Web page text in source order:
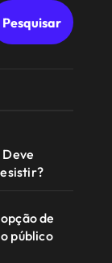
Pesquisar
de
público